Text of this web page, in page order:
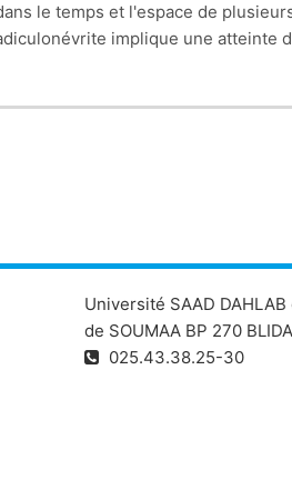
le temps et l'espace de
implique une
Université SAAD
de SOUMAA BP 270
025.43.38.25-30